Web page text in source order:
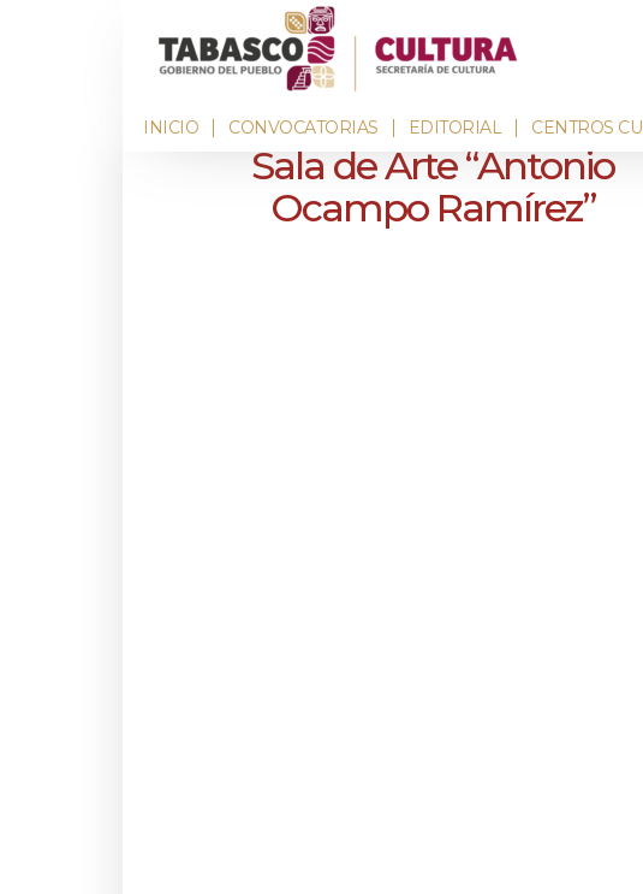
INICIO CONVOCATORIAS EDITORIAL CENTROS
Sala de Arte “Antonio
Ocampo Ramírez”